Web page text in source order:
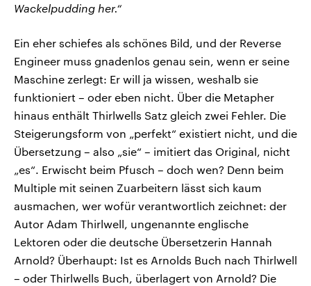
Wackelpudding her.“
Ein eher schiefes als schönes Bild, und der Reverse
Engineer muss gnadenlos genau sein, wenn er seine
Maschine zerlegt: Er will ja wissen, weshalb sie
funktioniert – oder eben nicht. Über die Metapher
hinaus enthält Thirlwells Satz gleich zwei Fehler. Die
Steigerungsform von „perfekt“ existiert nicht, und die
Übersetzung – also „sie“ – imitiert das Original, nicht
„es“. Erwischt beim Pfusch – doch wen? Denn beim
Multiple mit seinen Zuarbeitern lässt sich kaum
ausmachen, wer wofür verantwortlich zeichnet: der
Autor Adam Thirlwell, ungenannte englische
Lektoren oder die deutsche Übersetzerin Hannah
Arnold? Überhaupt: Ist es Arnolds Buch nach Thirlwell
– oder Thirlwells Buch, überlagert von Arnold? Die